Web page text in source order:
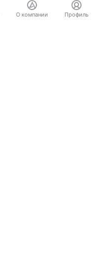
О компании Профиль